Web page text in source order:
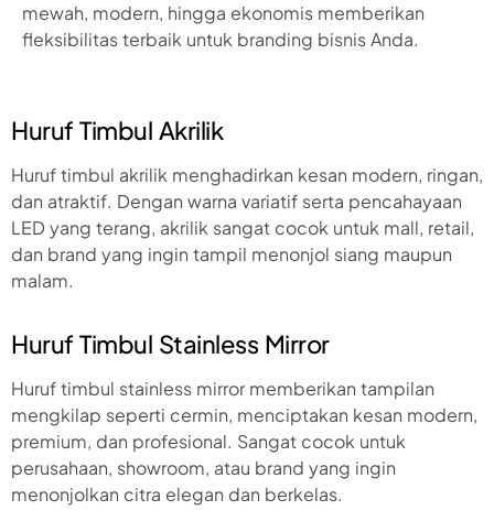
mewah, modern, hingga ekonomis memberikan
fleksibilitas terbaik untuk branding bisnis Anda.
Huruf Timbul Akrilik
Huruf timbul akrilik menghadirkan kesan modern, ringan,
dan atraktif. Dengan warna variatif serta pencahayaan
LED yang terang, akrilik sangat cocok untuk mall, retail,
dan brand yang ingin tampil menonjol siang maupun
malam.
Huruf Timbul Stainless Mirror
Huruf timbul stainless mirror memberikan tampilan
mengkilap seperti cermin, menciptakan kesan modern,
premium, dan profesional. Sangat cocok untuk
perusahaan, showroom, atau brand yang ingin
menonjolkan citra elegan dan berkelas.